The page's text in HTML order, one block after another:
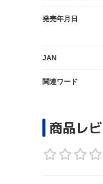
発売年月日
JAN
関連ワード
商品レ